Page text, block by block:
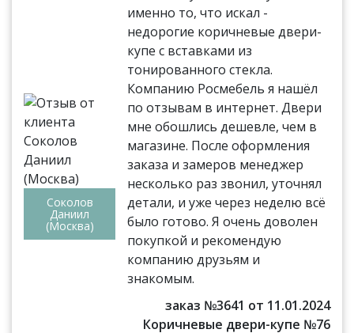
Соколов
Даниил
(Москва)
именно то, что искал -
недорогие коричневые двери-
купе с вставками из
тонированного стекла.
Компанию Росмебель я нашёл
по отзывам в интернет. Двери
мне обошлись дешевле, чем в
магазине. После оформления
заказа и замеров менеджер
несколько раз звонил, уточнял
детали, и уже через неделю всё
было готово. Я очень доволен
покупкой и рекомендую
компанию друзьям и
знакомым.
заказ №3641 от 11.01.2024
Коричневые двери-купе №76